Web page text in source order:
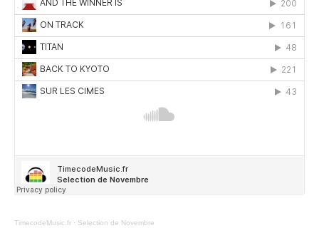
TimecodeMusic.fr · Selection de Novembre